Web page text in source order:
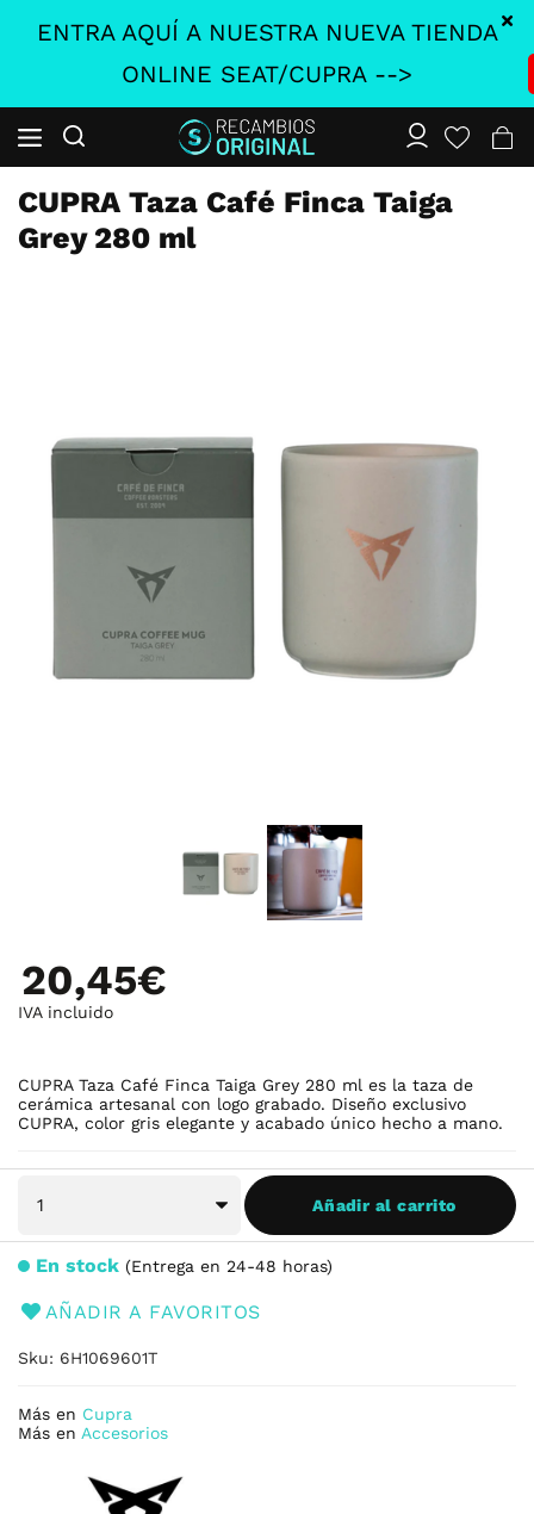
ENTRA AQUÍ A NUESTRA NUEVA TIENDA
ONLINE SEAT/CUPRA -->
CUPRA Taza Café Finca Taiga
Grey 280 ml
CUPRA Taza Café Finca Taiga Grey 280 ml es la taza de
cerámica artesanal con logo grabado. Diseño exclusivo
CUPRA, color gris elegante y acabado único hecho a mano.
20,45€
IVA incluido
Añadir al carrito
AÑADIR A FAVORITOS
En stock Entrega en 24-48 horas
Sku 6H1069601T
Más en Cupra
Más en Accesorios